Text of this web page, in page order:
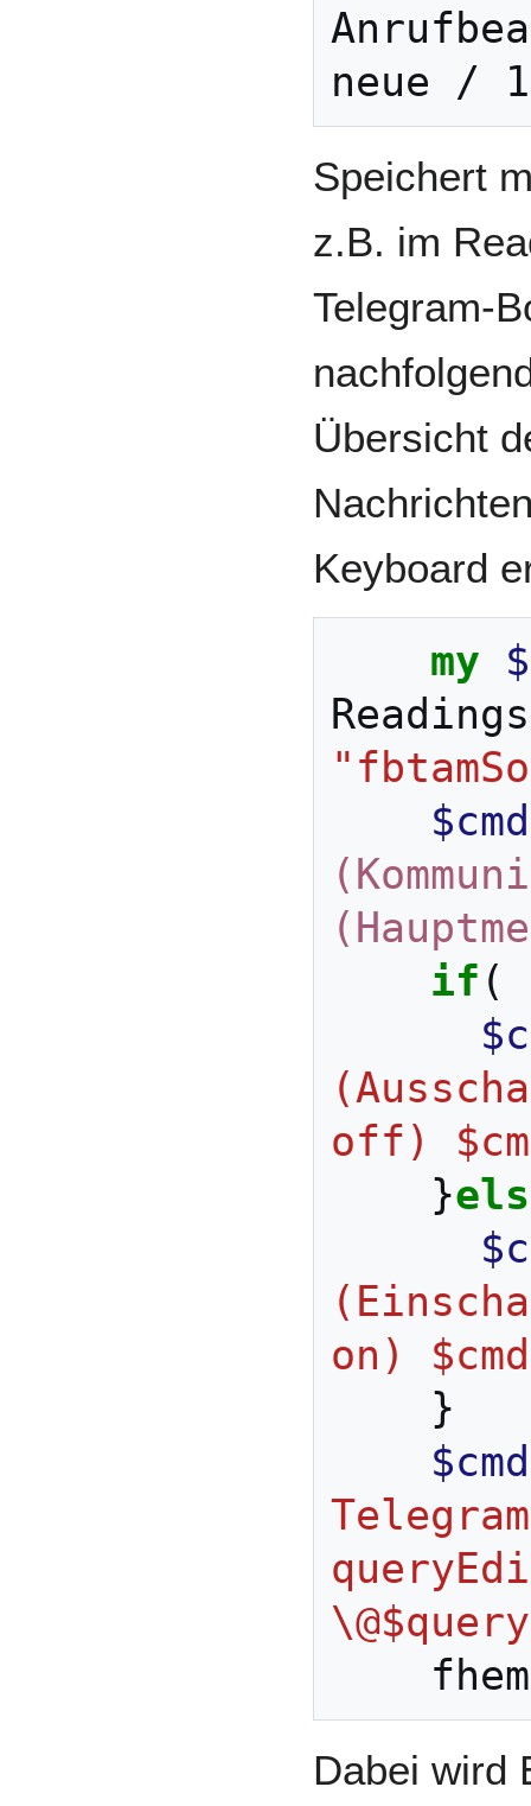
Speichert
z.B. im
Telegram-
Übersicht
Keyboard
my
$cmd
if (
off)
}
on)
}
$cmd
fhem
Dabei wird